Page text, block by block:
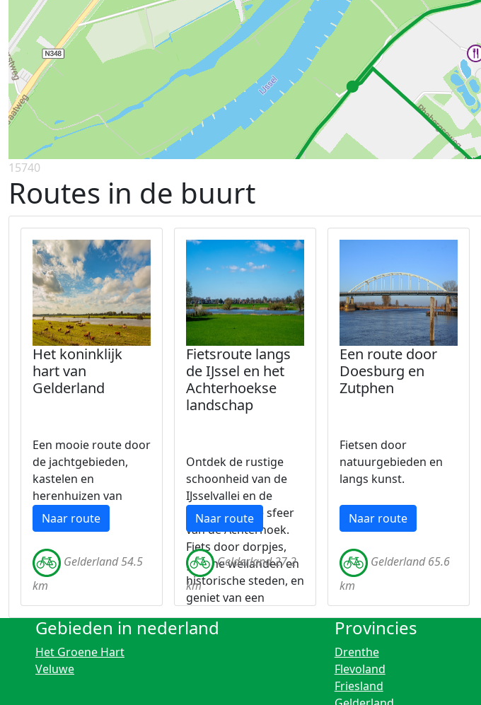
15740
Routes in de buurt
Het koninklijk
hart van
Gelderland
Een mooie route door
de jachtgebieden,
kastelen en
herenhuizen van
Gelderland.
Naar route
Gelderland 54.5
km
Fietsroute langs
de IJssel en het
Achterhoekse
landschap
Ontdek de rustige
schoonheid van de
IJsselvallei en de
middeleeuwse sfeer
van de Achterhoek.
Fiets door dorpjes,
groene weilanden en
historische steden, en
geniet van een
gevarieerde route
door natuur en
Naar route
Gelderland 27.2
km
Een route door
Doesburg en
Zutphen
Fietsen door
natuurgebieden en
langs kunst.
Naar route
Gelderland 65.6
km
Gebieden in nederland
Het Groene Hart
Veluwe
Provincies
Drenthe
Flevoland
Friesland